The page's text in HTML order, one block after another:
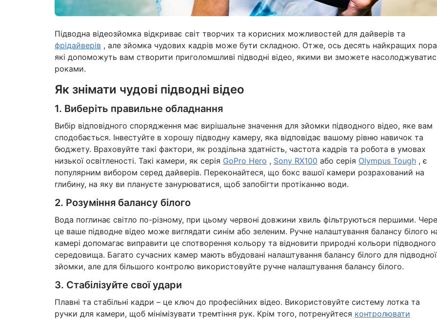
Підводна відеозйомка відкриває світ творчих та корисних можливостей для дайверів та
фрідайверів, але зйомка чудових кадрів може бути складною. Отже, ось десять найкращих
які допоможуть вам створити приголомшливі підводні відео, якими ви зможете
роками.
Як знімати чудові підводні відео
1. Виберіть правильне обладнання
Вибір відповідного спорядження має вирішальне значення для зйомки підводного відео, яке вам
сподобається. Інвестуйте в хорошу підводну камеру, яка відповідає вашому рівню навичок та
бюджету. Враховуйте такі фактори, як роздільна здатність, частота кадрів та робота в умовах
низької освітленості. Такі камери, як серія GoPro Hero , Sony RX100 або серія Olympus Tough, є
популярним вибором серед дайверів. Переконайтеся, що бокс вашої камери розрахований на
глибину, на яку ви плануєте занурюватися, щоб запобігти протіканню води.
2. Розуміння балансу білого
Вода поглинає світло по-різному, при цьому червоні довжини хвиль фільтруються першими.
це ваше підводне відео може виглядати синім або зеленим. Ручне налаштування балансу білого
камері допомагає виправити це спотворення кольору та відновити природні кольори підводного
середовища. Багато сучасних камер мають вбудовані налаштування балансу білого для підводної
зйомки, але для більшого контролю використовуйте ручне налаштування балансу білого.
3. Стабілізуйте свої удари
Плавні та стабільні кадри – це ключ до професійних відео. Використовуйте систему лотка та
ручки для камери, щоб мінімізувати тремтіння рук. Крім того, потренуйтеся контролювати